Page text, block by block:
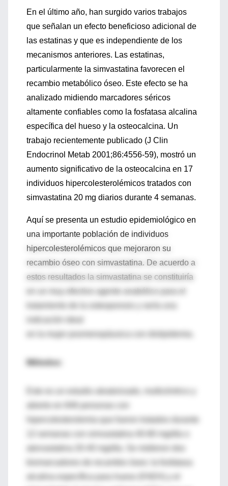
En el último año, han surgido varios trabajos
que señalan un efecto beneficioso adicional de
las estatinas y que es independiente de los
mecanismos anteriores. Las estatinas,
particularmente la simvastatina favorecen el
recambio metabólico óseo. Este efecto se ha
analizado midiendo marcadores séricos
altamente confiables como la fosfatasa alcalina
específica del hueso y la osteocalcina. Un
trabajo recientemente publicado (J Clin
Endocrinol Metab 2001;86:4556-59), mostró un
aumento significativo de la osteocalcina en 17
individuos hipercolesterolémicos tratados con
simvastatina 20 mg diarios durante 4 semanas.
Aquí se presenta un estudio epidemiológico en
una importante población de individuos
hipercolesterolémicos que mejoraron su
recambio óseo con simvastatina. De acuerdo a
estos resultados la simvastatina se constituiría
en un muy efectivo agente anabólico para el
Métodos:
12 semanas con simvastatina 40-80 mg/día o
atorvastatina 20-40 mg/día. Se midieron dos